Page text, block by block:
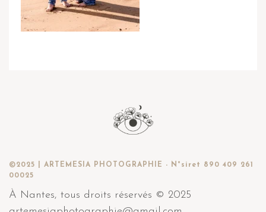
©2025 | ARTEMESIA PHOTOGRAPHIE - N°siret 890 409 261
00025
À Nantes, tous droits réservés © 2025